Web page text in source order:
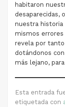
habitaron
desaparecidas,
nuestra historia
mismos
revela por
dotándonos
más lejano,
Esta entrada
etiquetada con